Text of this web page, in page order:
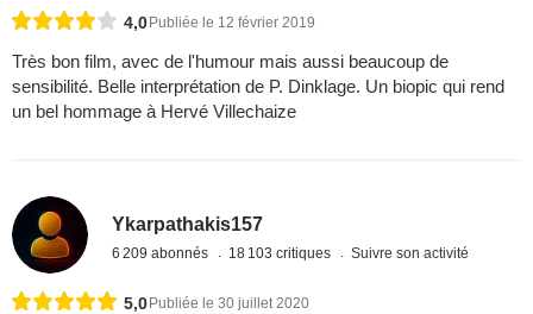
4,0 Publiée le 12 février 2019
Très bon film, avec de l'humour mais aussi beaucoup de
sensibilité. Belle interprétation de P. Dinklage. Un biopic qui rend
un bel hommage à Hervé Villechaize
Ykarpathakis157
6 209 abonnés 18 103 critiques Suivre son activité
5,0Publiée le 30 juillet 2020